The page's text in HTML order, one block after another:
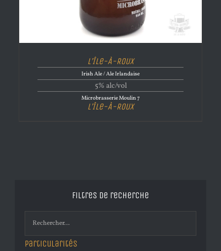
L’Île-À-Roux
Irish Ale / Ale Irlandaise
5% alc/vol
Microbrasserie Moulin 7
L’Île-À-Roux
Filtres de recherche
Particularités